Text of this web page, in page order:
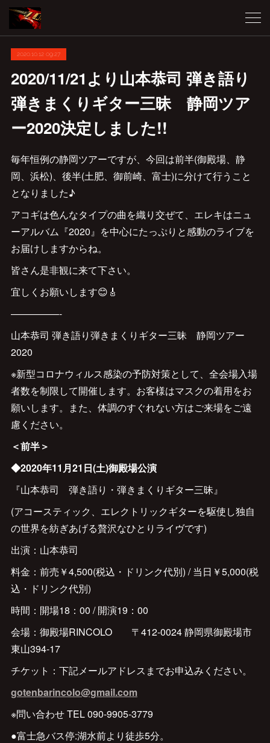
2020.10.12 09:27
2020/11/21より山本恭司 弾き語り
弾きまくりギター三昧 静岡ツア
ー2020決定しました!!
毎年恒例の静岡ツアーですが、今回は前半(御殿場、静
岡、浜松)、後半(土肥、御前崎、富士)に分けて行うこと
となりました♪
アコギは色んなタイプの曲を織り交ぜて、エレキはニュ
ーアルバム『2020』を中心にたっぷりと感動のライブを
お届けしますからね。
皆さん是非観に来て下さい。
宜しくお願いします😊🎸
—————-
山本恭司 弾き語り弾きまくりギター三昧 静岡ツアー
2020
※新型コロナウィルス感染の予防対策として、全会場入場
者数を制限して開催します。お客様はマスクの着用をお
願いします。また、体調のすぐれない方はご来場をご遠
慮ください。
＜前半＞
◆2020年11月21日(土)御殿場公演
『山本恭司 弾き語り・弾きまくりギター三昧』
(アコースティック、エレクトリックギターを駆使し独自
の世界を紡ぎあげる贅沢なひとりライヴです)
出演：山本恭司
料金：前売￥4,500(税込・ドリンク代別) / 当日￥5,000(税
込・ドリンク代別)
時間：開場18：00 / 開演19：00
会場：御殿場RINCOLO 〒412-0024 静岡県御殿場市
東山394-17
チケット：下記メールアドレスまでお申込みください。
gotenbarincolo@gmail.com
※問い合わせ TEL 090-9905-3779
●富士急バス停:湖水前より徒歩5分。